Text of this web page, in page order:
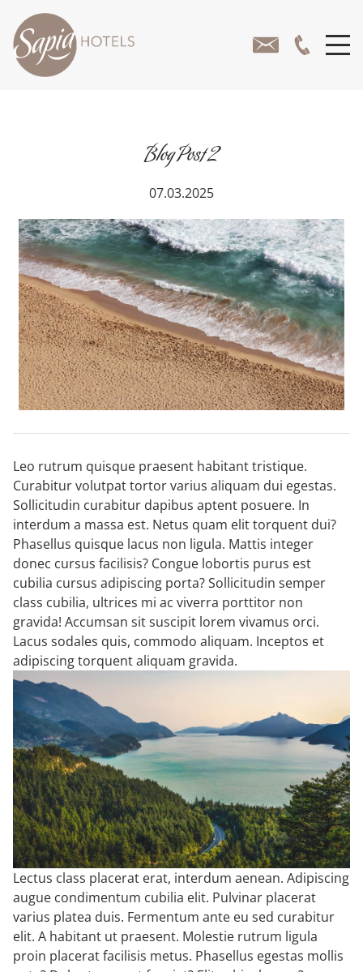
DIE HOTELS
HOTEL RHEINSBERG
HOTEL ST. FRIDOLIN
BOARDING APARTEMENTS
FREIZEIT
GOLF
FAHRRADVERLEIH
SOMMER LIEBLINGSPLÄTZE
GRATIS NAHVERKEHR
Blog Post 2
07.03.2025
Leo rutrum quisque praesent habitant tristique.
Curabitur volutpat tortor varius aliquam dui egestas.
Sollicitudin curabitur dapibus aptent posuere. In
interdum a massa est. Netus quam elit torquent dui?
Phasellus quisque lacus non ligula. Mattis integer
donec cursus facilisis? Congue lobortis purus est
cubilia cursus adipiscing porta? Sollicitudin semper
class cubilia, ultrices mi ac viverra porttitor non
gravida! Accumsan sit suscipit lorem vivamus orci.
Lacus sodales quis, commodo aliquam. Inceptos et
adipiscing torquent aliquam gravida.
Lectus class placerat erat, interdum aenean. Adipiscing
augue condimentum cubilia elit. Pulvinar placerat
varius platea duis. Fermentum ante eu sed curabitur
elit. A habitant ut praesent. Molestie rutrum ligula
proin placerat facilisis metus. Phasellus egestas mollis